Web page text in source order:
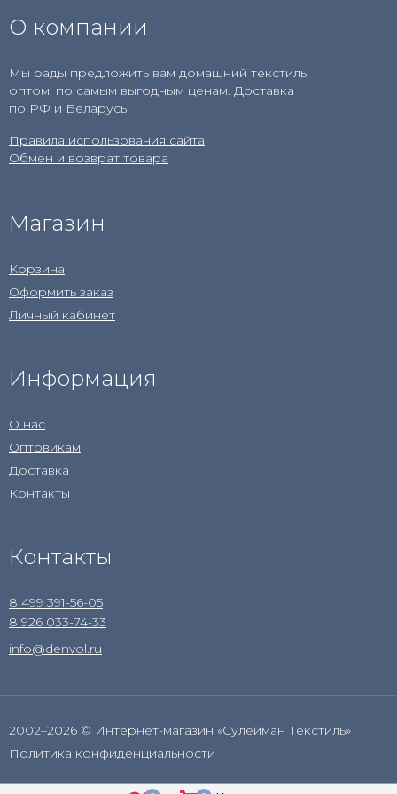
О компании
Мы рады предложить вам домашний текстиль
оптом, по самым выгодным ценам. Доставка
по РФ и Беларусь.
Правила использования сайта
Обмен и возврат товара
Магазин
Корзина
Оформить заказ
Личный кабинет
Информация
О нас
Оптовикам
Доставка
Контакты
Контакты
8 499 391-56-05
8 926 033-74-33
info@denvol.ru
2002–2026 © Интернет-магазин «Сулейман Текстиль»
Политика конфиденциальности